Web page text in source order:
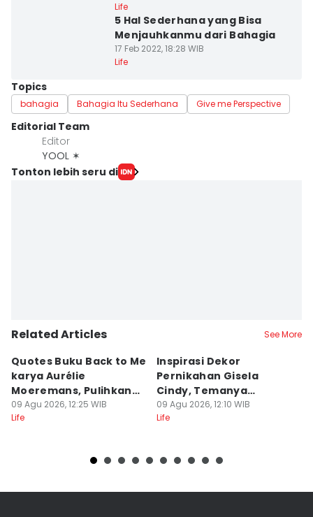
Life
5 Hal Sederhana yang Bisa
Menjauhkanmu dari Bahagia
17 Feb 2022, 18:28 WIB
Life
Topics
bahagia Bahagia Itu Sederhana Give me Perspective
Editorial Team
Editor
YOOL ✶
Tonton lebih seru di
Related Articles See More
Quotes Buku Back to Me
karya Aurélie
Moeremans, Pulihkan
Luka Terdalam
09 Agu 2026, 12:25 WIB
Life
Inspirasi Dekor
Pernikahan Gisela
Cindy, Temanya
Romantic Garden!
09 Agu 2026, 12:10 WIB
Life